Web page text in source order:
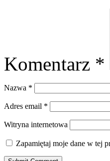
Komentarz *
Nazwa *
Adres email *
Witryna internetowa
Zapamiętaj moje dane w tej